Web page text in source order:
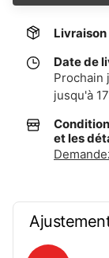
Date de
Prochain
jusqu'à
et les